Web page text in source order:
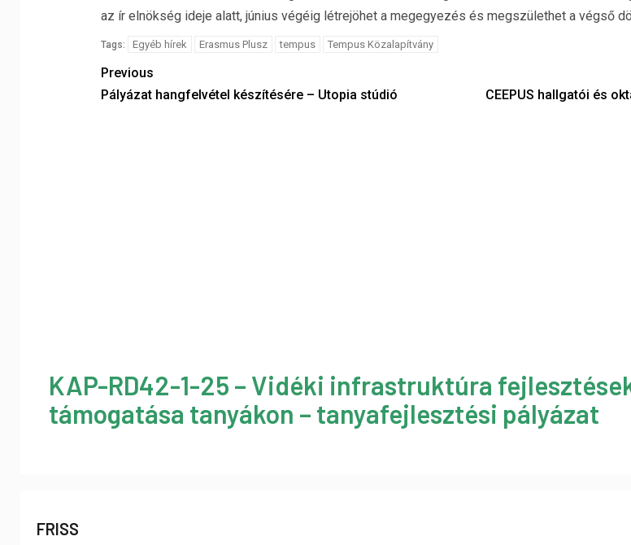
az ír elnökség ideje alatt, június végéig létrejöhet a megegyezés és megszülethet a végső
Tags: Egyéb hírek Erasmus Plusz tempus Tempus Közalapítvány
Previous
Pályázat hangfelvétel készítésére – Utopia stúdió
CEEPUS hallgatói és
KAP-RD42-1-25 – Vidéki infrastruktúra
támogatása tanyákon – tanyafejlesztési pályázat
FRISS